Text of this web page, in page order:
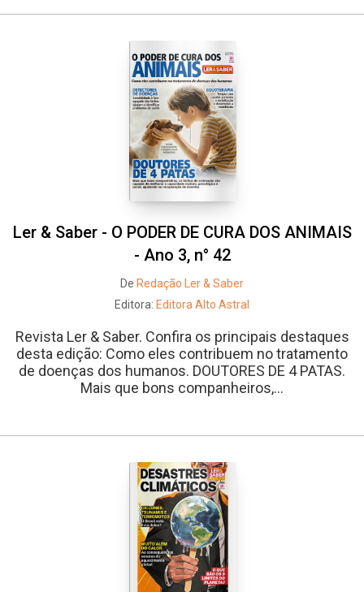
Ler & Saber - O PODER DE CURA DOS ANIMAIS
- Ano 3, n° 42
De Redação Ler & Saber
Editora: Editora Alto Astral
Revista Ler & Saber. Confira os principais destaques
desta edição: Como eles contribuem no tratamento
de doenças dos humanos. DOUTORES DE 4 PATAS.
Mais que bons companheiros,...